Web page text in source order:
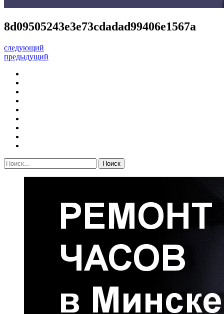
8d09505243e3e73cdadad99406e1567a
следующий
предыдущий